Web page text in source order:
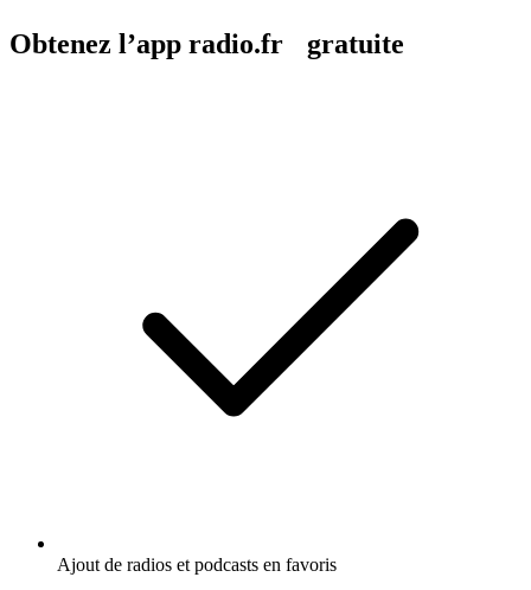
Obtenez l’app radio.fr gratuite
Ajout de radios et podcasts en favoris